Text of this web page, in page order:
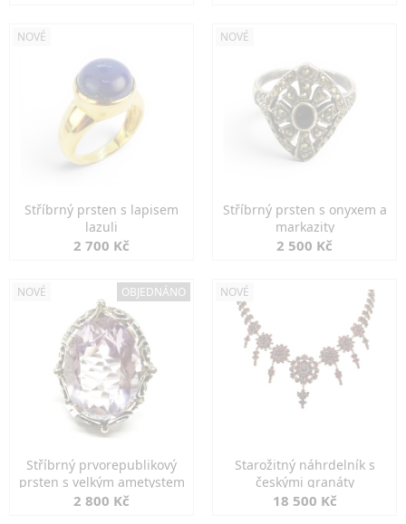
NOVÉ
Stříbrný prsten s lapisem
lazuli
2 700 Kč
NOVÉ
Stříbrný prsten s onyxem a
markazity
2 500 Kč
NOVÉ OBJEDNÁNO
Stříbrný prvorepublikový
prsten s velkým ametystem
2 800 Kč
NOVÉ
Starožitný náhrdelník s
českými granáty
18 500 Kč